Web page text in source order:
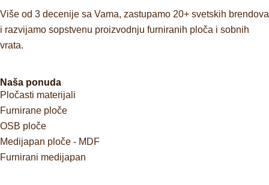
Više od 3 decenije sa Vama, zastupamo 20+ svetskih brendova
i razvijamo sopstvenu proizvodnju furniranih ploča i sobnih
vrata.
Naša ponuda
Pločasti materijali
Furnirane ploče
OSB ploče
Medijapan ploče - MDF
Furnirani medijapan